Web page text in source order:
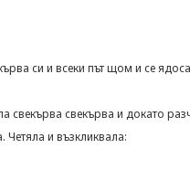
си и всеки път щом и се
свекърва свекърва и докато
Четяла и възкликвала: